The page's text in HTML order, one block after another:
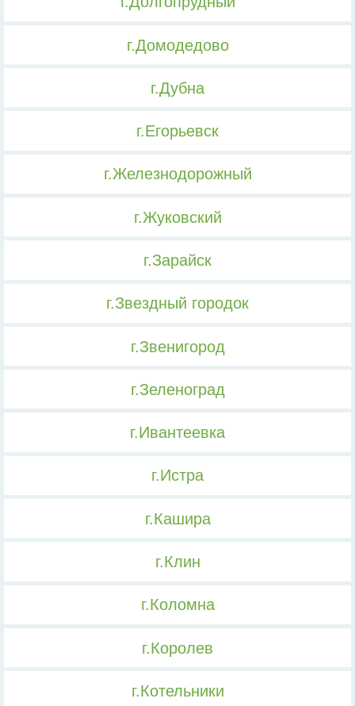
г.Домодедово
г.Дубна
г.Егорьевск
г.Железнодорожный
г.Жуковский
г.Зарайск
г.Звездный городок
г.Звенигород
г.Зеленоград
г.Ивантеевка
г.Истра
г.Кашира
г.Клин
г.Коломна
г.Королев
г.Котельники